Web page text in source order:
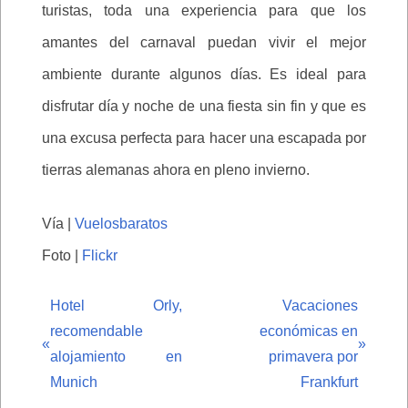
turistas, toda una experiencia para que los
amantes del carnaval puedan vivir el mejor
ambiente durante algunos días. Es ideal para
disfrutar día y noche de una fiesta sin fin y que es
una excusa perfecta para hacer una escapada por
tierras alemanas ahora en pleno invierno.
Vía | Vuelosbaratos
Foto | Flickr
«
Hotel Orly,
recomendable
alojamiento en
Munich
Vacaciones
económicas en
primavera por
Frankfurt
»